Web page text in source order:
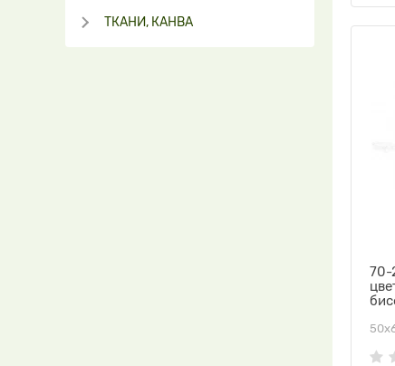
ТКАНИ, КАНВА
70-